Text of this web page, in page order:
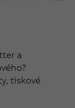
a
tiskové